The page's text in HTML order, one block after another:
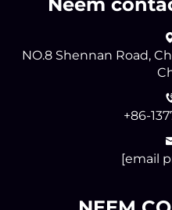
NO.8 Shennan Road,
+86-
[email